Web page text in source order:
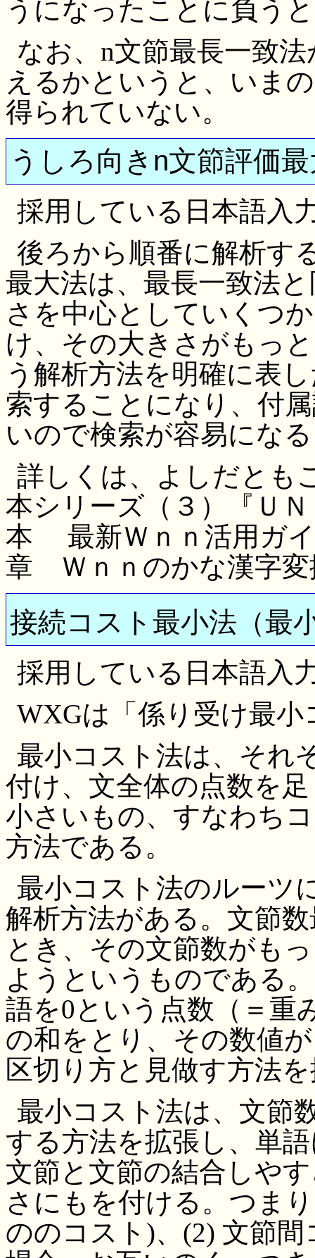
うになったことに負う
なお、n文節最長一致
えるかというと、いま
得られていない。
うしろ向きn文節評価
採用している日本語入
後ろから順番に解析す
最大法は、最長一致法
さを中心としていくつ
け、その大きさがもっ
う解析方法を明確に表
索することになり、付
いので検索が容易にな
詳しくは、よしだとも
本シリーズ（３）『Ｕ
本 最新Ｗｎｎ活用ガ
章 Ｗｎｎのかな漢字変
接続コスト最小法（最
採用している日本語入
WXGは「係り受け最
最小コスト法は、それ
付け、文全体の点数を
小さいもの、すなわち
方法である。
最小コスト法のルーツ
解析方法がある。文節
とき、その文節数がも
ようというものである
語を0という点数（＝重
の和をとり、その数値
区切り方と見做す方法
最小コスト法は、文節
する方法を拡張し、単
文節と文節の結合しや
さにもを付ける。つま
ののコスト)、(2) 文節